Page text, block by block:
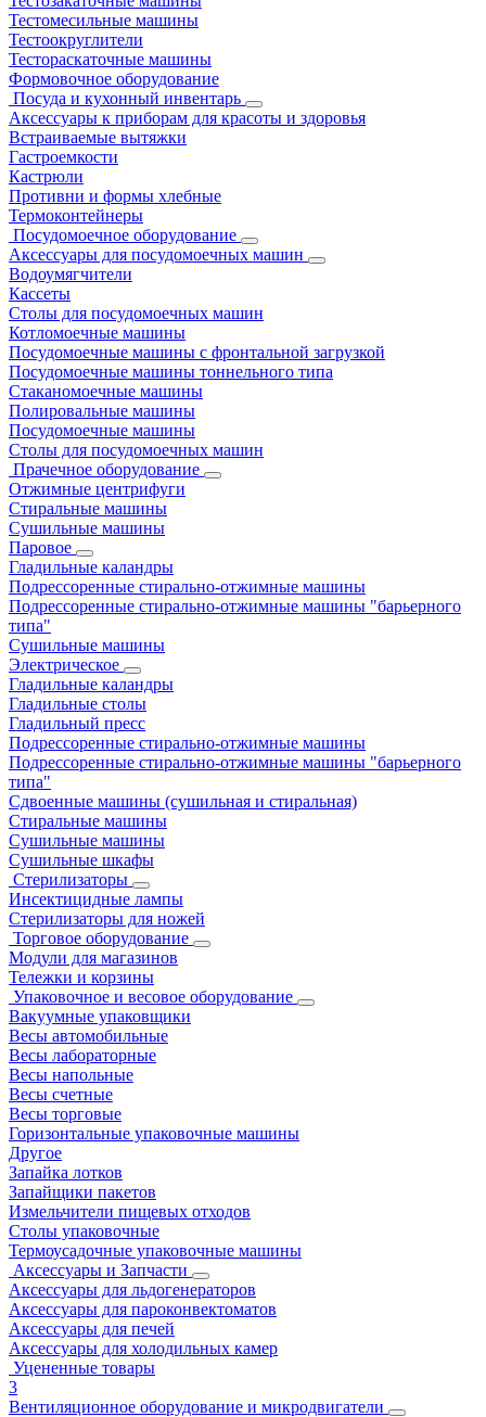
Тестомесильные машины
Тестоокруглители
Тестораскаточные машины
Формовочное оборудование
Посуда и кухонный инвентарь
Аксессуары к приборам для красоты и здоровья
Встраиваемые вытяжки
Гастроемкости
Кастрюли
Противни и формы хлебные
Термоконтейнеры
Посудомоечное оборудование
Аксессуары для посудомоечных машин
Водоумягчители
Кассеты
Столы для посудомоечных машин
Котломоечные машины
Посудомоечные машины с фронтальной загрузкой
Посудомоечные машины тоннельного типа
Стаканомоечные машины
Полировальные машины
Посудомоечные машины
Столы для посудомоечных машин
Прачечное оборудование
Отжимные центрифуги
Стиральные машины
Сушильные машины
Паровое
Гладильные каландры
Подрессоренные стирально-отжимные машины
Подрессоренные стирально-отжимные машины "барьерного
типа"
Сушильные машины
Электрическое
Гладильные каландры
Гладильные столы
Гладильный пресс
Подрессоренные стирально-отжимные машины
Подрессоренные стирально-отжимные машины "барьерного
типа"
Сдвоенные машины (сушильная и стиральная)
Стиральные машины
Сушильные машины
Сушильные шкафы
Стерилизаторы
Инсектицидные лампы
Стерилизаторы для ножей
Торговое оборудование
Модули для магазинов
Тележки и корзины
Упаковочное и весовое оборудование
Вакуумные упаковщики
Весы автомобильные
Весы лабораторные
Весы напольные
Весы счетные
Весы торговые
Горизонтальные упаковочные машины
Другое
Запайка лотков
Запайщики пакетов
Измельчители пищевых отходов
Столы упаковочные
Термоусадочные упаковочные машины
Аксессуары и Запчасти
Аксессуары для льдогенераторов
Аксессуары для пароконвектоматов
Аксессуары для печей
Аксессуары для холодильных камер
Уцененные товары
3
Вентиляционное оборудование и микродвигатели